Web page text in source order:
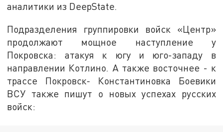
аналитики из DeepState.
Подразделения группировки войск «Центр»
продолжают мощное наступление у
Покровска: атакуя к югу и юго-западу в
направлении Котлино. А также восточнее - к
трассе Покровск- Константиновка Боевики
ВСУ также пишут о новых успехах русских
войск: